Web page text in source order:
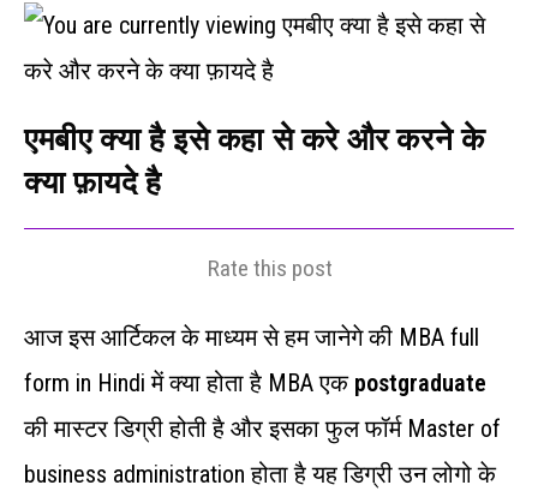
एमबीए क्या है इसे कहा से करे और करने के
क्या फ़ायदे है
Rate this post
आज इस आर्टिकल के माध्यम से हम जानेगे की MBA full
form in Hindi में क्या होता है MBA एक postgraduate
की मास्टर डिग्री होती है और इसका फुल फॉर्म Master of
business administration होता है यह डिग्री उन लोगो के